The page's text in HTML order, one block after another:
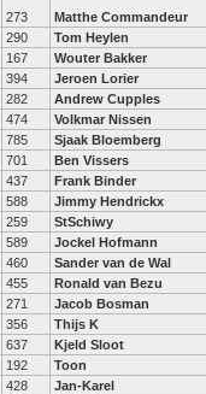
273 Matthe Commandeur
290 Tom Heylen
167 Wouter Bakker
394 Jeroen Lorier
282 Andrew Cupples
474 Volkmar Nissen
785 Sjaak Bloemberg
701 Ben Vissers
437 Frank Binder
588 Jimmy Hendrickx
259 StSchiwy
589 Jockel Hofmann
460 Sander van de Wal
455 Ronald van Bezu
271 Jacob Bosman
356 Thijs K
637 Kjeld Sloot
192 Toon
428 Jan-Karel